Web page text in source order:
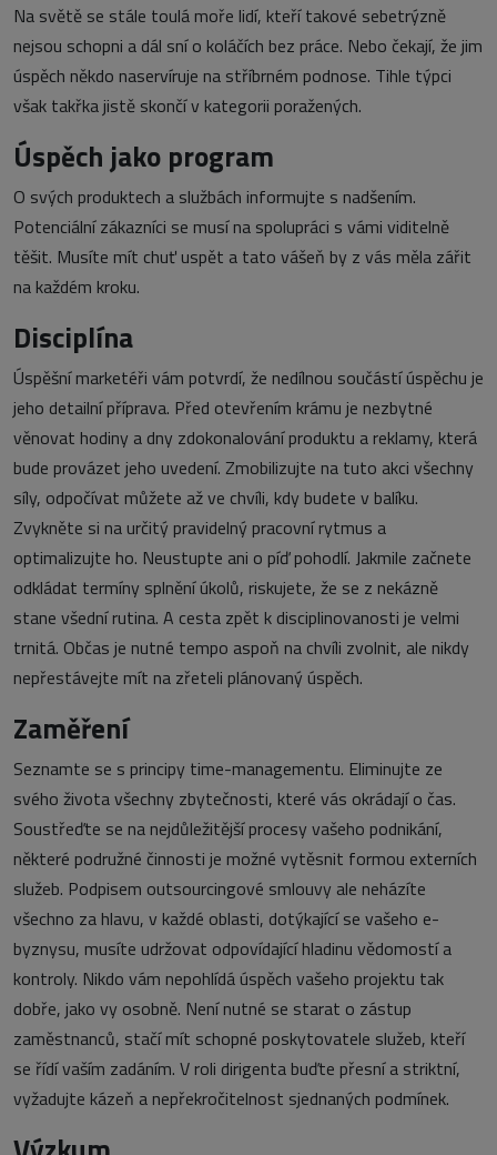
Na světě se stále toulá moře lidí, kteří takové sebetrýzně
nejsou schopni a dál sní o koláčích bez práce. Nebo čekají, že jim
úspěch někdo naservíruje na stříbrném podnose. Tihle týpci
však takřka jistě skončí v kategorii poražených.
Úspěch jako program
O svých produktech a službách informujte s nadšením.
Potenciální zákazníci se musí na spolupráci s vámi viditelně
těšit. Musíte mít chuť uspět a tato vášeň by z vás měla zářit
na každém kroku.
Disciplína
Úspěšní marketéři vám potvrdí, že nedílnou součástí úspěchu je
jeho detailní příprava. Před otevřením krámu je nezbytné
věnovat hodiny a dny zdokonalování produktu a reklamy, která
bude provázet jeho uvedení. Zmobilizujte na tuto akci všechny
síly, odpočívat můžete až ve chvíli, kdy budete v balíku.
Zvykněte si na určitý pravidelný pracovní rytmus a
optimalizujte ho. Neustupte ani o píď pohodlí. Jakmile začnete
odkládat termíny splnění úkolů, riskujete, že se z nekázně
stane všední rutina. A cesta zpět k disciplinovanosti je velmi
trnitá. Občas je nutné tempo aspoň na chvíli zvolnit, ale nikdy
nepřestávejte mít na zřeteli plánovaný úspěch.
Zaměření
Seznamte se s principy time-managementu. Eliminujte ze
svého života všechny zbytečnosti, které vás okrádají o čas.
Soustřeďte se na nejdůležitější procesy vašeho podnikání,
některé podružné činnosti je možné vytěsnit formou externích
služeb. Podpisem outsourcingové smlouvy ale neházíte
všechno za hlavu, v každé oblasti, dotýkající se vašeho e-
byznysu, musíte udržovat odpovídající hladinu vědomostí a
kontroly. Nikdo vám nepohlídá úspěch vašeho projektu tak
dobře, jako vy osobně. Není nutné se starat o zástup
zaměstnanců, stačí mít schopné poskytovatele služeb, kteří
se řídí vaším zadáním. V roli dirigenta buďte přesní a striktní,
vyžadujte kázeň a nepřekročitelnost sjednaných podmínek.